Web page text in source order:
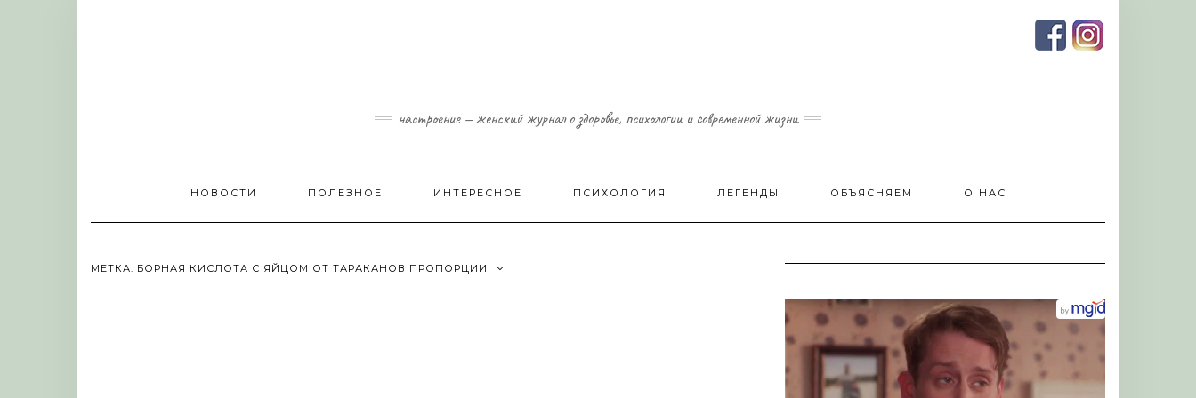
настроение — женский журнал о здоровье, психологии и современной жизни
НОВОСТИ ПОЛЕЗНОЕ ИНТЕРЕСНОЕ ПСИХОЛОГИЯ ЛЕГЕНДЫ ОБЪЯСНЯЕМ О НАС
МЕТКА: БОРНАЯ КИСЛОТА С ЯЙЦОМ ОТ ТАРАКАНОВ ПРОПОРЦИИ